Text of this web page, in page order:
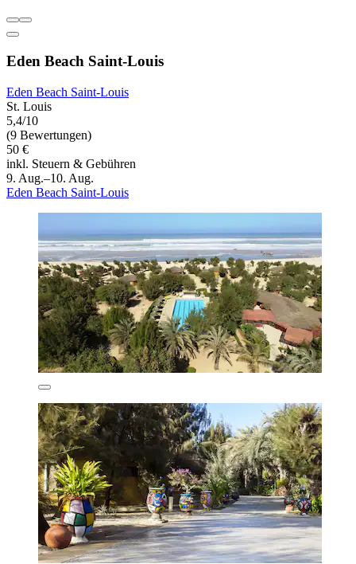
Eden Beach Saint-Louis
Eden Beach Saint-Louis
St. Louis
5,4/10
(9 Bewertungen)
50 €
inkl. Steuern & Gebühren
9. Aug.–10. Aug.
Eden Beach Saint-Louis